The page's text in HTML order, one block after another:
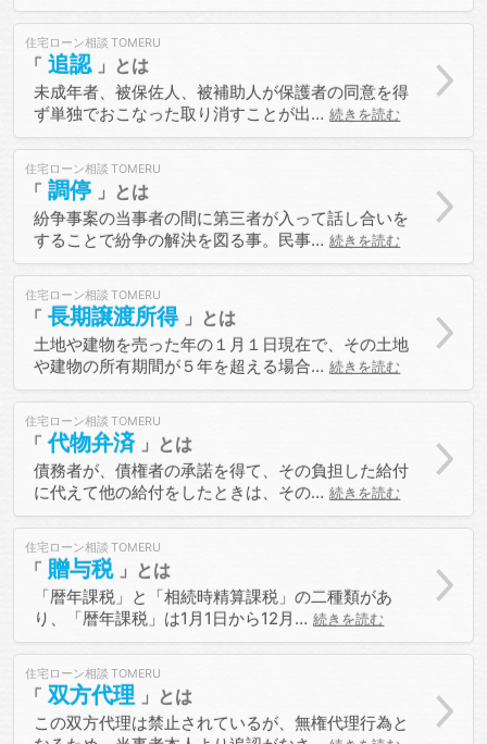
住宅ローン相談
追認
未成年者、被保佐人、被補助人が保護者の同意を得
ず単独でおこなった取り消すことが出… 続きを読む
住宅ローン相談
調停
紛争事案の当事者の間に第三者が入って話し合いを
することで紛争の解決を図る事。民事… 続きを読む
住宅ローン相談
長期譲渡所得
土地や建物を売った年の１月１日現在で、その土地
や建物の所有期間が５年を超える場合… 続きを読む
住宅ローン相談
代物弁済
債務者が、債権者の承諾を得て、その負担した給付
に代えて他の給付をしたときは、その… 続きを読む
住宅ローン相談
贈与税
「暦年課税」と「相続時精算課税」の二種類があ
り、「暦年課税」は1月1日から12月… 続きを読む
住宅ローン相談
双方代理
この双方代理は禁止されているが、無権代理行為と